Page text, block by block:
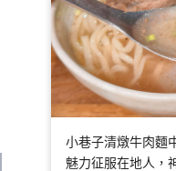
小巷子清燉牛肉麵
魅力征服在地人，